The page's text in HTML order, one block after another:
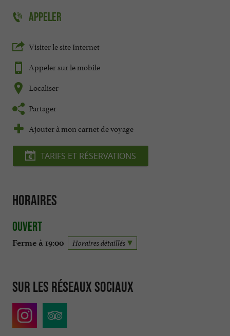
APPELER
Visiter le site Internet
Appeler sur le mobile
Localiser
Partager
Ajouter à mon carnet de voyage
TARIFS ET RÉSERVATIONS
Horaires
Ouvert
Ferme à 19:00 Horaires détaillés
Sur les réseaux sociaux